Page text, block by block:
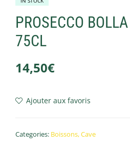
PROSECCO
75CL
14,50€
Ajouter aux favoris
Categories: Boissons,Cave